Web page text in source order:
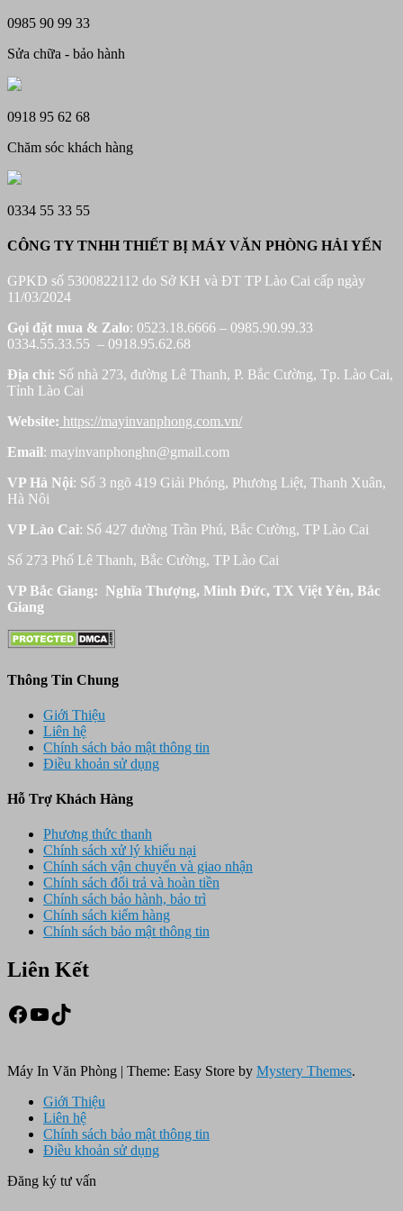
0985 90 99 33
Sửa chữa - bảo hành
0918 95 62 68
Chăm sóc khách hàng
0334 55 33 55
CÔNG TY TNHH THIẾT BỊ MÁY VĂN PHÒNG HẢI YẾN
GPKD số 5300822112 do Sở KH và ĐT TP Lào Cai cấp ngày
11/03/2024
Gọi đặt mua & Zalo: 0523.18.6666 – 0985.90.99.33
0334.55.33.55 – 0918.95.62.68
Địa chỉ: Số nhà 273, đường Lê Thanh, P. Bắc Cường, Tp. Lào Cai,
Tỉnh Lào Cai
Website: https://mayinvanphong.com.vn/
Email: mayinvanphonghn@gmail.com
VP Hà Nội: Số 3 ngõ 419 Giải Phóng, Phương Liệt, Thanh Xuân,
Hà Nôi
VP Lào Cai: Số 427 đường Trần Phú, Bắc Cường, TP Lào Cai
Số 273 Phố Lê Thanh, Bắc Cường, TP Lào Cai
VP Bắc Giang: Nghĩa Thượng, Minh Đức, TX Việt Yên, Bắc
Giang
Thông Tin Chung
Giới Thiệu
Liên hệ
Chính sách bảo mật thông tin
Điều khoản sử dụng
Hỗ Trợ Khách Hàng
Phương thức thanh
Chính sách xử lý khiếu nại
Chính sách vận chuyển và giao nhận
Chính sách đổi trả và hoàn tiền
Chính sách bảo hành, bảo trì
Chính sách kiểm hàng
Chính sách bảo mật thông tin
Liên Kết
Facebook
Youtube
TikTok
Máy In Văn Phòng | Theme: Easy Store by Mystery Themes.
Giới Thiệu
Liên hệ
Chính sách bảo mật thông tin
Điều khoản sử dụng
Đăng ký tư vấn